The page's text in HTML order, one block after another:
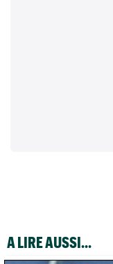
A LIRE AUSSI...